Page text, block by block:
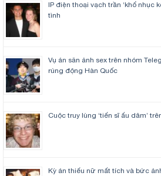
IP điện thoại vạch trần ‘khổ nhục
tình
Vụ án săn ảnh sex trên nhóm
rúng động Hàn Quốc
Cuộc truy lùng ‘tiến sĩ ấu dâm’
Kỳ án thiếu nữ mất tích và bức